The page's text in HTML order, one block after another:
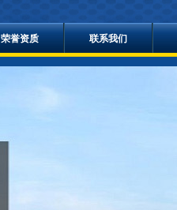
荣誉资质 联系我们